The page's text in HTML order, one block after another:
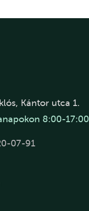
Kántor utca 1.
8:00-17:00
07-91